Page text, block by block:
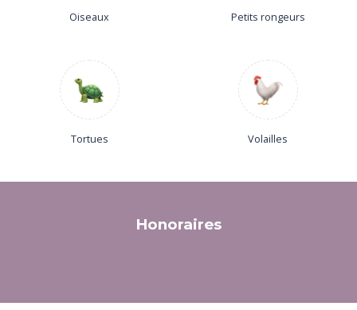
Oiseaux Petits rongeurs
Tortues Volailles
Honoraires